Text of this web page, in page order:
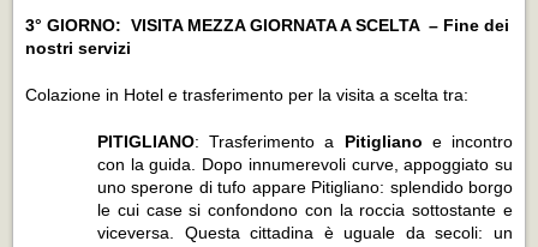
3° GIORNO: VISITA MEZZA GIORNATA A SCELTA – Fine dei
nostri servizi
Colazione in Hotel e trasferimento per la visita a scelta tra:
PITIGLIANO: Trasferimento a Pitigliano e incontro
con la guida. Dopo innumerevoli curve, appoggiato su
uno sperone di tufo appare Pitigliano: splendido borgo
le cui case si confondono con la roccia sottostante e
viceversa. Questa cittadina è uguale da secoli: un